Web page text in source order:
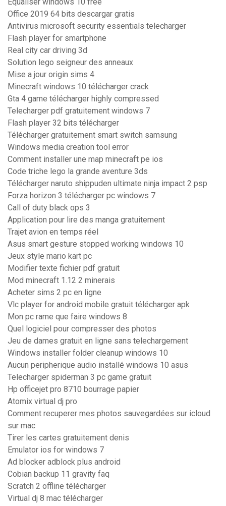
Equaliser windows 10 free
Office 2019 64 bits descargar gratis
Antivirus microsoft security essentials telecharger
Flash player for smartphone
Real city car driving 3d
Solution lego seigneur des anneaux
Mise a jour origin sims 4
Minecraft windows 10 télécharger crack
Gta 4 game télécharger highly compressed
Telecharger pdf gratuitement windows 7
Flash player 32 bits télécharger
Télécharger gratuitement smart switch samsung
Windows media creation tool error
Comment installer une map minecraft pe ios
Code triche lego la grande aventure 3ds
Télécharger naruto shippuden ultimate ninja impact 2 psp
Forza horizon 3 télécharger pc windows 7
Call of duty black ops 3
Application pour lire des manga gratuitement
Trajet avion en temps réel
Asus smart gesture stopped working windows 10
Jeux style mario kart pc
Modifier texte fichier pdf gratuit
Mod minecraft 1.12 2 minerais
Acheter sims 2 pc en ligne
Vlc player for android mobile gratuit télécharger apk
Mon pc rame que faire windows 8
Quel logiciel pour compresser des photos
Jeu de dames gratuit en ligne sans telechargement
Windows installer folder cleanup windows 10
Aucun peripherique audio installé windows 10 asus
Telecharger spiderman 3 pc game gratuit
Hp officejet pro 8710 bourrage papier
Atomix virtual dj pro
Comment recuperer mes photos sauvegardées sur icloud
sur mac
Tirer les cartes gratuitement denis
Emulator ios for windows 7
Ad blocker adblock plus android
Cobian backup 11 gravity faq
Scratch 2 offline télécharger
Virtual dj 8 mac télécharger